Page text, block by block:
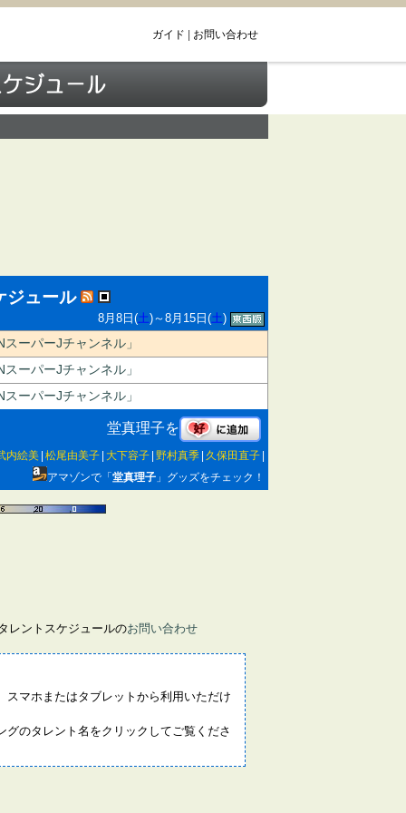
ガイド お問い合わせ
ジュール
8月8日(土)～8月15日(土)
スーパーJチャンネル」
スーパーJチャンネル」
スーパーJチャンネル」
堂真理子を
内絵美 松尾由美子 大下容子 野村真季 久保田直子
アマゾンで「 堂真理子 」グッズをチェック！
レントスケジュールのお問い合わせ
マホまたはタブレットから利用いただけ
グのタレント名をクリックしてご覧くださ